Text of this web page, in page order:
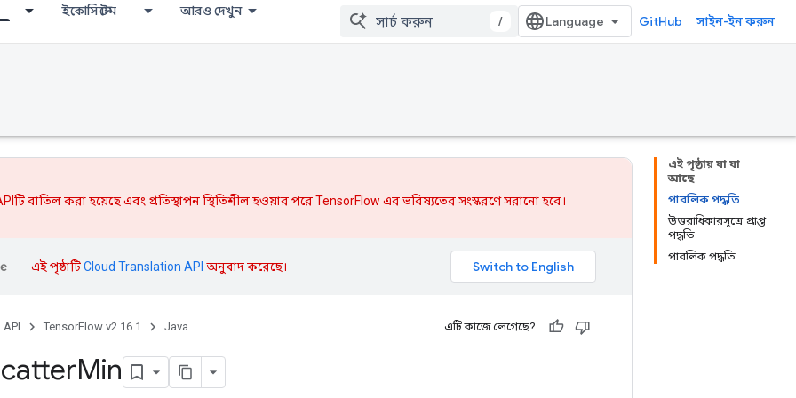
ইকোসিস্টেম আরও দেখুন
/ GitHub সাইন-ইন করুন
এই পৃষ্ঠায় যা যা
আছে
পাবলিক পদ্ধতি
উত্তরাধিকারসূত্রে প্রাপ্ত
পদ্ধতি
পাবলিক পদ্ধতি
বাতিল করা হয়েছে এবং প্রতিস্থাপনস্থিতিশীল হওয়ার পরে TensorFlow এর ভবিষ্যতের সংস্করণে সরানো হবে।
এই পৃষ্ঠাটিCloud Translation API অনুবাদ করেছে।
API TensorFlow v2.16.1 Java এটি কাজে লেগেছে?
Min